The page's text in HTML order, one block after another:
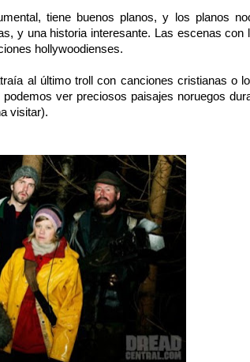
tiene buenos planos, y los planos
y una historia interesante. Las escenas con
hollywoodienses.
al último troll con canciones cristianas o
ver preciosos paisajes noruegos
visitar).